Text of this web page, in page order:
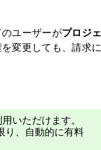
ユーザーがプロジェ
変更しても、請求に
いただけます。
り、自動的に有料